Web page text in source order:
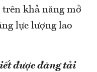
khả năng mở
lực lượng lao
được đăng tải